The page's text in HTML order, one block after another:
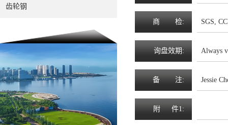
齿轮钢
商 检: SGS,
询盘效期 : Always
备 注: Jessie
附 件1: